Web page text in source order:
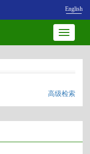
English
Toggle
高级检索